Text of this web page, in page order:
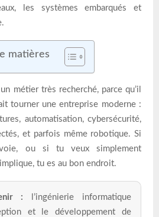
les systèmes embarqués et
matières
métier très recherché, parce qu’il
tourner une entreprise moderne :
automatisation, cybersécurité,
et parfois même robotique. Si
ou si tu veux simplement
tu es au bon endroit.
: l’ingénierie informatique
et le développement de